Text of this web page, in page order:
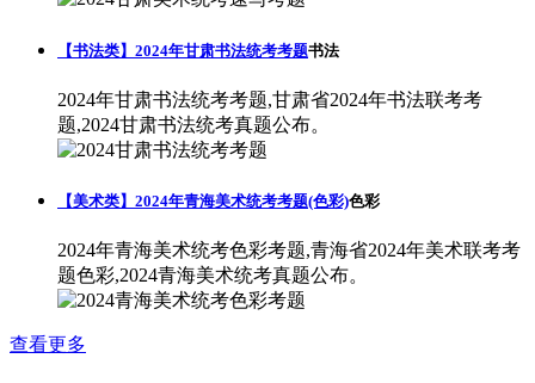
【书法类】2024年甘肃书法统考考题书法
2024年甘肃书法统考考题,甘肃省2024年书法联考考
题,2024甘肃书法统考真题公布。
【美术类】2024年青海美术统考考题(色彩)色彩
2024年青海美术统考色彩考题,青海省2024年美术联考考
题色彩,2024青海美术统考真题公布。
查看更多